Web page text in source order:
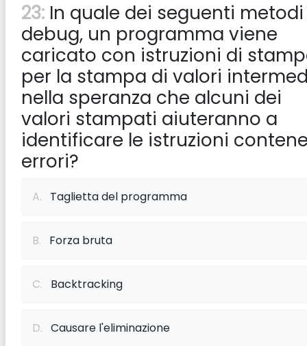
23: In quale dei seguenti
debug, un programma viene
caricato con istruzioni di
per la stampa di valori
nella speranza che alcuni dei
valori stampati aiuteranno a
identificare le istruzioni
errori?
A. Taglietta del programma
B. Forza bruta
C. Backtracking
D. Causare l'eliminazione